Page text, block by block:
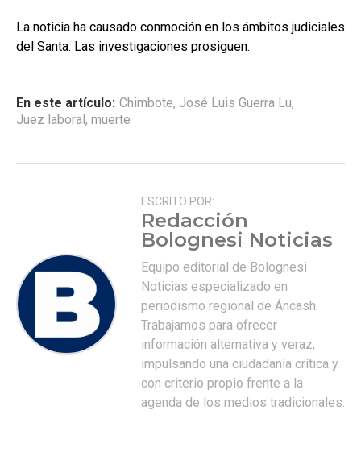
La noticia ha causado conmoción en los ámbitos judiciales
del Santa. Las investigaciones prosiguen.
En este artículo: Chimbote, José Luis Guerra Lu,
Juez laboral, muerte
ESCRITO POR:
Redacción
Bolognesi Noticias
Equipo editorial de Bolognesi
Noticias especializado en
periodismo regional de Áncash.
Trabajamos para ofrecer
información alternativa y veraz,
impulsando una ciudadanía crítica y
con criterio propio frente a la
agenda de los medios tradicionales.